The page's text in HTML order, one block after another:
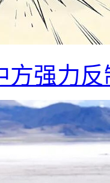
方强力